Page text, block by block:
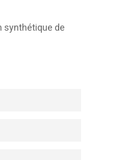
synthétique de